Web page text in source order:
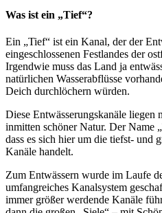
Was ist ein „Tief“?
Ein „Tief“ ist ein Kanal, der der
eingeschlossenen Festlandes der
Irgendwie muss das Land ja
natürlichen Wasserabflüsse
Deich durchlöchern würden.
Diese Entwässerungskanäle liegen
inmitten schöner Natur. Der Name
dass es sich hier um die tiefst- und
Kanäle handelt.
Zum Entwässern wurde im Laufe
umfangreiches Kanalsystem
immer größer werdende Kanäle